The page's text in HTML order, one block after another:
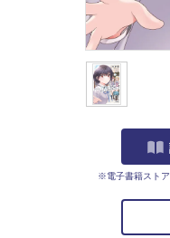
※電子書籍スト